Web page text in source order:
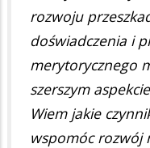
rozwoju
doświadczenia i
merytorycznego
szerszym
Wiem jakie
wspomóc rozwój